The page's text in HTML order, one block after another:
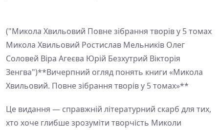
("Микола Хвильовий Повне зібрання творів у 5 томах
Микола Хвильовий Ростислав Мельників Олег
Соловей Віра Агеєва Юрій Безхутрий Вікторія
Зенгва")**Вичерпний огляд понять книги «Микола
Хвильовий. Повне зібрання творів у 5 томах»**
Це видання — справжній літературний скарб для тих,
хто хоче глибше зрозуміти творчість Миколи